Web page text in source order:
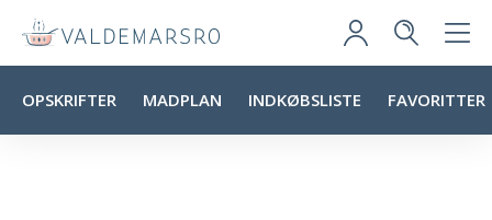
OPSKRIFTER MADPLAN INDKØBSLISTE FAVORITTER